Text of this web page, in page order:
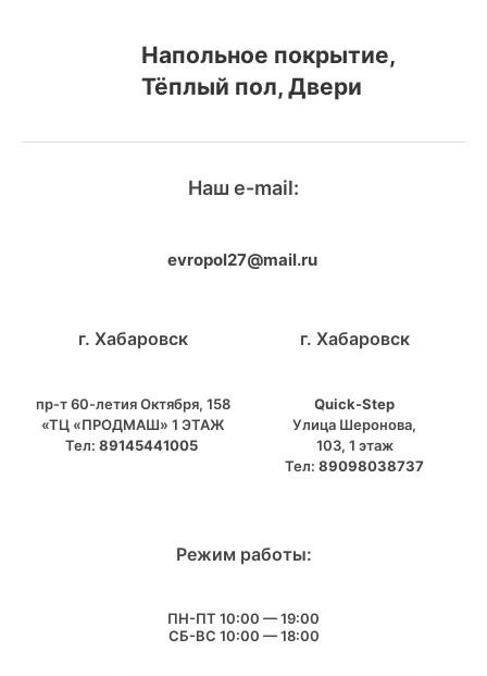
Напольное покрытие,
Тёплый пол, Двери
Наш e-mail:
evropol27@mail.ru
г. Хабаровск
пр-т 60-летия Октября, 158
«ТЦ «ПРОДМАШ» 1 ЭТАЖ
Тел: 89145441005
г. Хабаровск
Quick-Step
​Улица Шеронова,
103, ​1 этаж
Тел: 89098038737
Режим работы:
ПН-ПТ 10:00 — 19:00
СБ-ВС 10:00 — 18:00